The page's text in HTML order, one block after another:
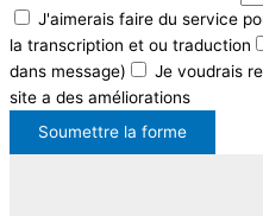
J'aimerais faire du service
la transcription et ou traduction
dans message)
Je voudrais
site a des améliorations
Soumettre la forme